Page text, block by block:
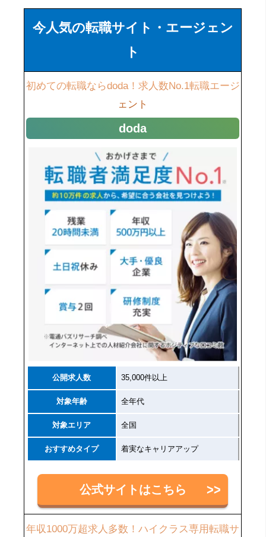
今人気の転職サイト・エージェン
ト
初めての転職ならdoda！求人数No.1転職エージ
ェント
doda
公開求人数 35,000件以上
対象年齢 全年代
対象エリア 全国
おすすめタイプ 着実なキャリアアップ
公式サイトはこちら
年収1000万超求人多数！ハイクラス専用転職サ